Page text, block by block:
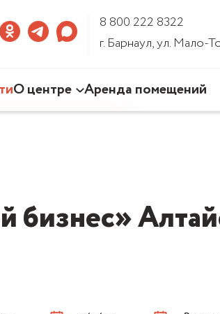
8 800 222 8322
г. Барнаул, ул. Мало-
О центре
Центру
Аренда помещений